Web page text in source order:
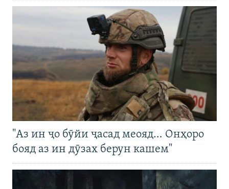
"Аз ин ҷо бӯйи ҷасад меояд… Онҳоро
бояд аз ин дӯзах берун кашем"